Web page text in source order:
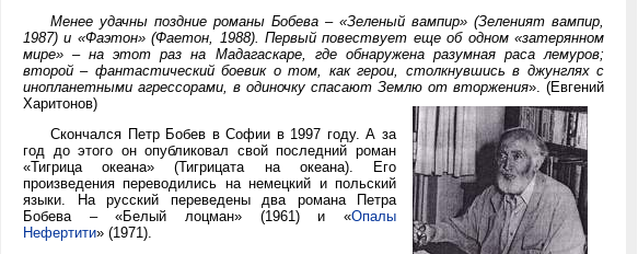
Менее удачны поздние романы Бобева – «Зеленый вампир» (Зеленият вампир,
1987) и «Фаэтон» (Фаетон, 1988). Первый повествует еще об одном «затерянном
мире» – на этот раз на Мадагаскаре, где обнаружена разумная раса лемуров;
второй – фантастический боевик о том, как герои, столкнувшись в джунглях с
инопланетными агрессорами, в одиночку спасают Землю от вторжения». (Евгений
Харитонов)
Скончался Петр Бобев в Софии в 1997 году. А за
год до этого он опубликовал свой последний роман
«Тигрица океана» (Тигрицата на океана). Его
произведения переводились на немецкий и польский
языки. На русский переведены два романа Петра
Бобева – «Белый лоцман» (1961) и «Опалы
Нефертити» (1971).